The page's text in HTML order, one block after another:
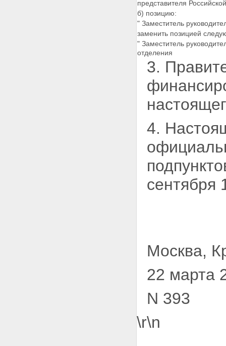
представителя
б) позицию:
" Заместитель
заменить позицией
" Заместитель
отделения
3.
4.
сентября
Москва,
22 марта
N 393
\r\n